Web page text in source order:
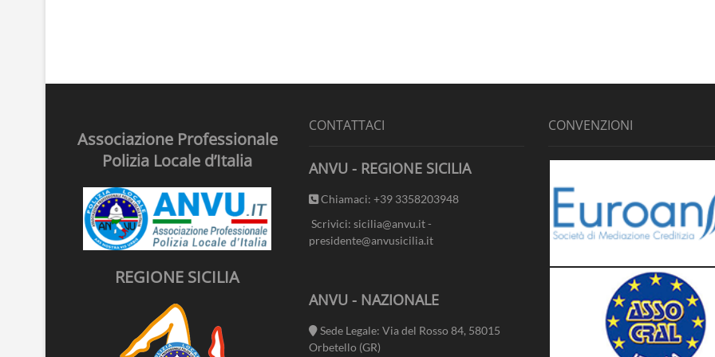
Associazione Professionale
Polizia Locale d’Italia
REGIONE SICILIA
CONTATTACI
ANVU - REGIONE SICILIA
Chiamaci: +39 3358203948
Scrivici: sicilia@anvu.it -
presidente@anvusicilia.it
ANVU - NAZIONALE
Sede Legale: Via del Rosso 84, 58015
Orbetello (GR)
CONVENZIONI